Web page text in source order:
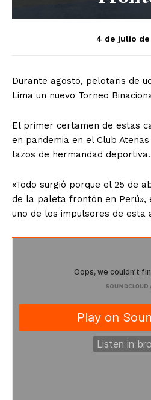
4 de julio de
Durante agosto, pelotaris de
Lima un nuevo Torneo
El primer certamen de estas
en pandemia en el Club
lazos de hermandad deportiva.
«Todo surgió porque el 25 de
de la paleta frontón en Perú»,
uno de los impulsores de esta